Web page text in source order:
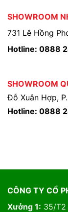
SHOWROOM
731 Lê Hồng
Hotline: 0888
SHOWROOM
Đỗ Xuân Hợp,
Hotline: 0888
CÔNG TY CỔ
Xưởng 1: 35/T2